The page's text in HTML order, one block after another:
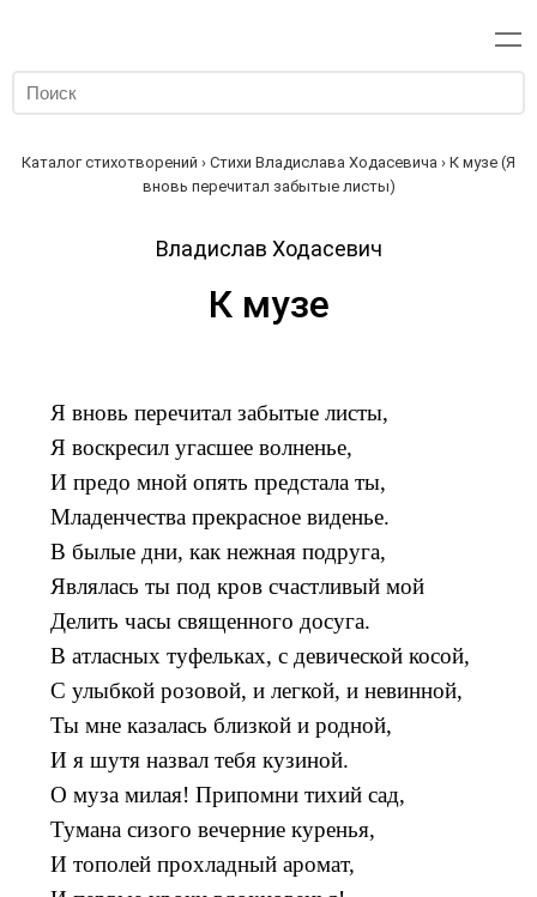
Каталог стихотворений › Стихи Владислава Ходасевича › К музе (Я
вновь перечитал забытые листы)
Владислав Ходасевич
К музе
Я вновь перечитал забытые листы,
Я воскресил угасшее волненье,
И предо мной опять предстала ты,
Младенчества прекрасное виденье.
В былые дни, как нежная подруга,
Являлась ты под кров счастливый мой
Делить часы священного досуга.
В атласных туфельках, с девической косой,
С улыбкой розовой, и легкой, и невинной,
Ты мне казалась близкой и родной,
И я шутя назвал тебя кузиной.
О муза милая! Припомни тихий сад,
Тумана сизого вечерние куренья,
И тополей прохладный аромат,